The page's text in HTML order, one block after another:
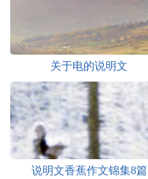
关于电的说明文
说明文香蕉作文锦集8篇